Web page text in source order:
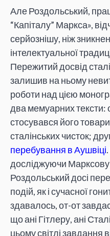
Але Роздольський,
“Капіталу” Маркса»,
серйознішу, ніж
інтелектуальної
Пережитий досвід
залишив на ньому
роботи над цією
два мемуарних
стосувався його
сталінських чисток;
перебування в Аушвіці
досліджуючи Марксову
Роздольський досі
подій, як і сучасної
здавалось, от-от
що ані Гітлеру, ані
цьому світлі завдання